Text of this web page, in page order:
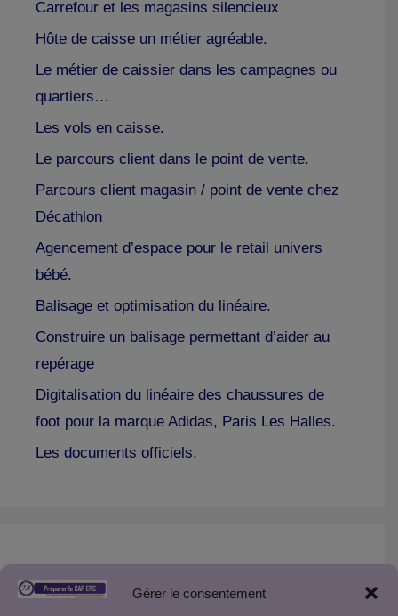
Gérer le consentement
Carrefour et les magasins silencieux
Hôte de caisse un métier agréable.
Le métier de caissier dans les campagnes ou
quartiers…
Les vols en caisse.
Le parcours client dans le point de vente.
Parcours client magasin / point de vente chez
Décathlon
Agencement d’espace pour le retail univers
bébé.
Balisage et optimisation du linéaire.
Construire un balisage permettant d’aider au
repérage
Digitalisation du linéaire des chaussures de
foot pour la marque Adidas, Paris Les Halles.
Les documents officiels.